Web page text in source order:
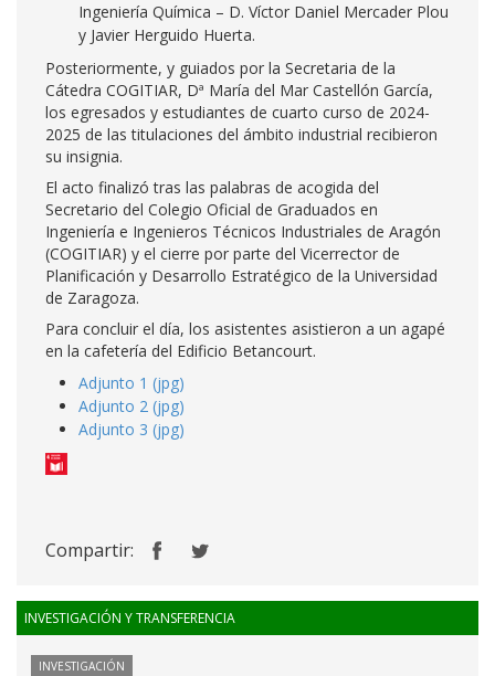
Ingeniería Química – D. Víctor Daniel Mercader Plou
y Javier Herguido Huerta.
Posteriormente, y guiados por la Secretaria de la
Cátedra COGITIAR, Dª María del Mar Castellón García,
los egresados y estudiantes de cuarto curso de 2024-
2025 de las titulaciones del ámbito industrial recibieron
su insignia.
El acto finalizó tras las palabras de acogida del
Secretario del Colegio Oficial de Graduados en
Ingeniería e Ingenieros Técnicos Industriales de Aragón
(COGITIAR) y el cierre por parte del Vicerrector de
Planificación y Desarrollo Estratégico de la Universidad
de Zaragoza.
Para concluir el día, los asistentes asistieron a un agapé
en la cafetería del Edificio Betancourt.
Adjunto 1 (jpg)
Adjunto 2 (jpg)
Adjunto 3 (jpg)
Compartir:
INVESTIGACIÓN Y TRANSFERENCIA
INVESTIGACIÓN